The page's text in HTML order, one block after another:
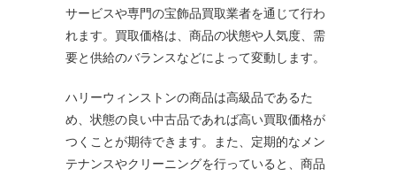
サービスや専門の宝飾品買取業者を通じて行わ
れます。買取価格は、商品の状態や人気度、需
要と供給のバランスなどによって変動します。
ハリーウィンストンの商品は高級品であるた
め、状態の良い中古品であれば高い買取価格が
つくことが期待できます。また、定期的なメン
テナンスやクリーニングを行っていると、商品